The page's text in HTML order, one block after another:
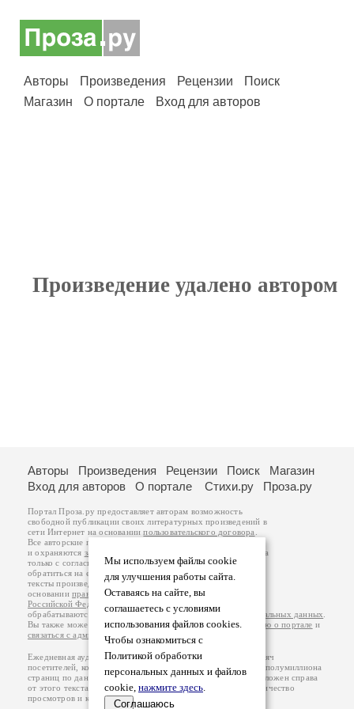
Авторы Произведения Рецензии
Поиск
Магазин
О портале Вход для авторов
Произведение удалено автором
Мы используем файлы cookie
для улучшения работы сайта.
Оставаясь на сайте, вы
соглашаетесь с условиями
использования файлов cookies.
Чтобы ознакомиться с
Политикой обработки
персональных данных и файлов
cookie, нажмите здесь.
Соглашаюсь
Авторы Произведения Рецензии Поиск
Магазин
Вход для авторов
О портале Стихи.ру Проза.ру
Портал Проза.ру предоставляет авторам возможность
свободной публикации своих литературных произведений в
сети Интернет на основаниипользовательского договора
Все авторские права на произведения принадлежат авторам
и охраняются законом
. Перепечатка произведений возможна
только с согласия его автора, к которому вы можете
обратиться на его авторской странице. Ответственность за
тексты произведений авторы несут самостоятельно на
основанииправил публикацииизаконодательства
Российской Федерации
обрабатываются на основанииПолитики обработки персональных данных
Вы также можете посмотреть более подробнуюинформацию о портале и
связаться с администрацией
Ежедневная аудитория портала Проза.ру – порядка 100 тысяч
посетителей, которые в общей сумме просматривают более полумиллиона
страниц по данным счетчика посещаемости, который расположен справа
от этого текста. В каждой графе указано по две цифры: количество
просмотров и количество посетителей.